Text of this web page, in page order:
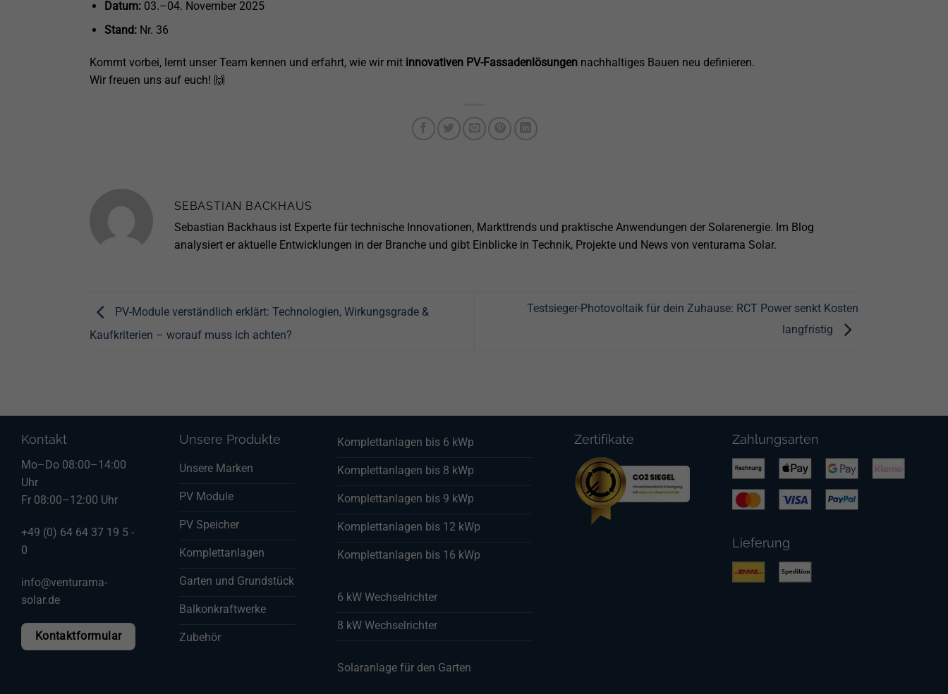
Datum:03.–04. November 2025
Stand:Nr. 36
Kommt vorbei, lernt unser Team kennen und erfahrt, wie wir mit innovativen PV-Fassadenlösungen nachhaltiges Bauen neu definieren.
Wir freuen uns auf euch! 🙌
SEBASTIAN BACKHAUS
Sebastian Backhaus ist Experte für technische Innovationen, Markttrends und praktische Anwendungen der Solarenergie. Im Blog
analysiert er aktuelle Entwicklungen in der Branche und gibt Einblicke in Technik, Projekte und News von venturama Solar.
PV-Module verständlich erklärt: Technologien, Wirkungsgrade &
Kaufkriterien – worauf muss ich achten?
Testsieger-Photovoltaik für dein Zuhause: RCT Power senkt Kosten
langfristig
Kontakt
Mo–Do 08:00–14:00
Uhr
Fr 08:00–12:00 Uhr
+49 (0) 64 64 37 19 5 -
0
info@venturama-
solar.de
Kontaktformular
Unsere Produkte
Unsere Marken
PV Module
PV Speicher
Komplettanlagen
Garten und Grundstück
Balkonkraftwerke
Zubehör
Komplettanlagen bis 6 kWp
Komplettanlagen bis 8 kWp
Komplettanlagen bis 9 kWp
Komplettanlagen bis 12 kWp
Komplettanlagen bis 16 kWp
6 kW Wechselrichter
8 kW Wechselrichter
Solaranlage für den Garten
Zertifikate Zahlungsarten
Lieferung